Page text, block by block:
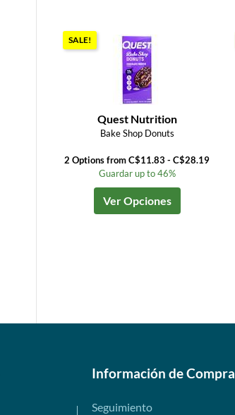
SALE!
Quest Nutrition
Bake Shop Donuts
2 Options from C$11.83 - C$28.19
Guardar up to 46%
Ver Opciones
Información de Compra
Seguimiento